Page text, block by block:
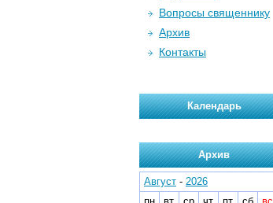
Вопросы священнику
Архив
Контакты
Календарь
Архив
Август - 2026